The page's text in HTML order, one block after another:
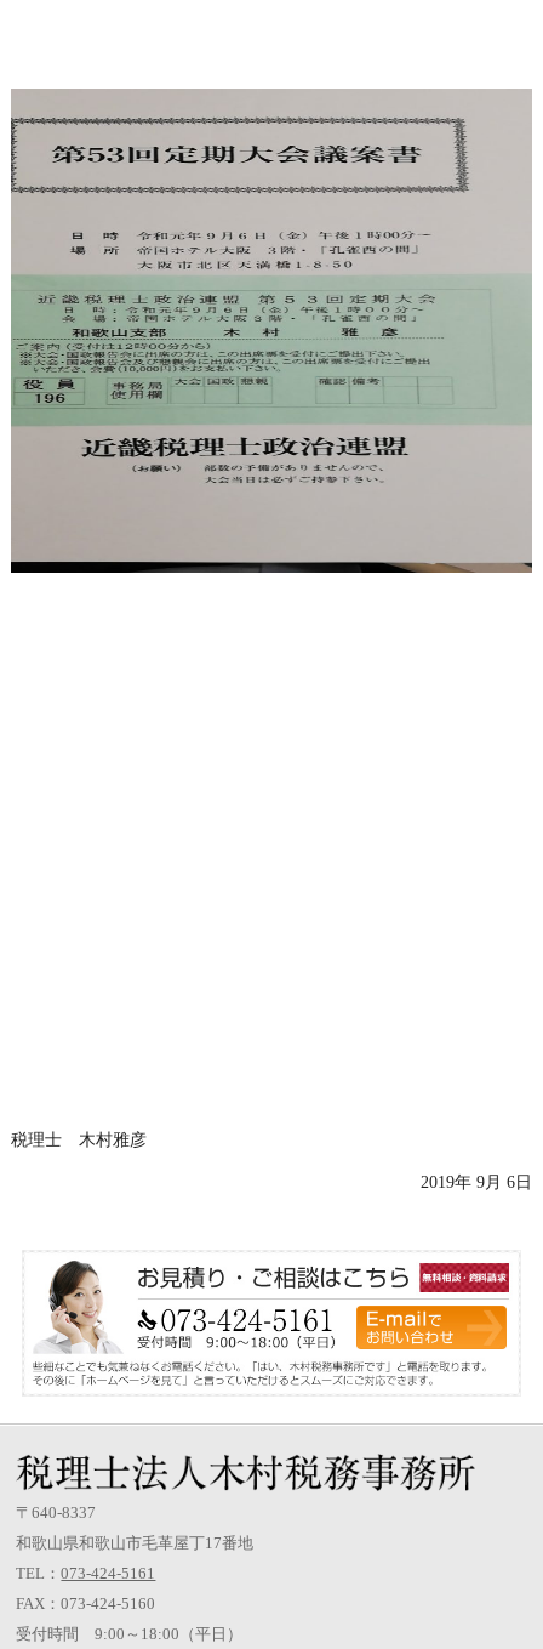
税理士 木村雅彦
2019年 9月 6日
〒640-8337
和歌山県和歌山市毛革屋丁17番地
TEL：073-424-5161
FAX：073-424-5160
受付時間 9:00～18:00（平日）